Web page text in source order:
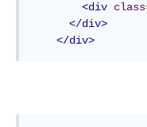
<div class
</div>
</div>